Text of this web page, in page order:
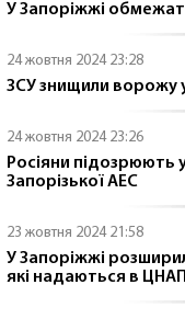
У Запоріжжі
24 жовтня 2024 23:28
ЗСУ знищили ворожу
24 жовтня 2024 23:26
Росіяни підозрюють
Запорізької АЕС
23 жовтня 2024 21:58
У Запоріжжі
які надаються в